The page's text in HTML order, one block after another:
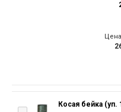
Косая бейка